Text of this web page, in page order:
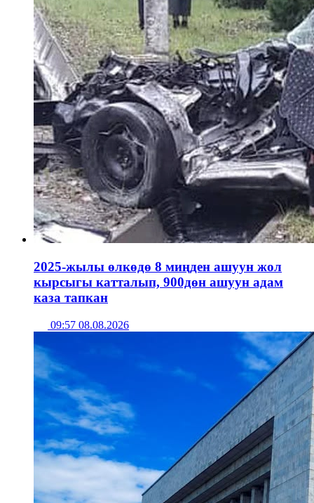
2025-жылы өлкөдө 8 миңден ашуун жол
кырсыгы катталып, 900дөн ашуун адам
каза тапкан
09:57 08.08.2026